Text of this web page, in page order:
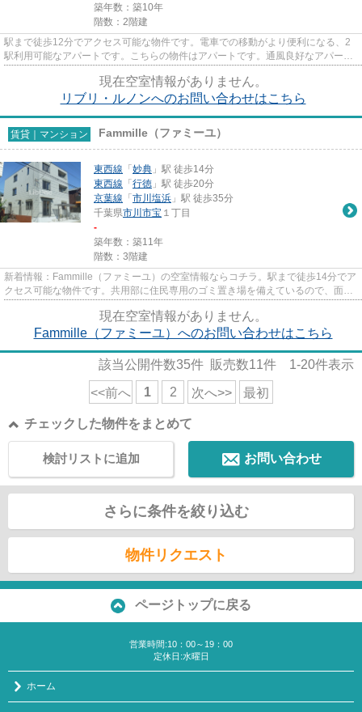
築年数：築10年
階数：2階建
駅まで徒歩12分でアクセス可能な物件です。電車での移動がより便利になる、2
駅利用可能なアパートです。こちらの物件はアパートです。通風良好なアパート
現在空室情報がありません。
リブリ・ルノンへのお問い合わせはこちら
賃貸｜マンション Fammille（ファミーユ）
東西線 「 妙典 」駅 徒歩14分
東西線 「 行徳 」駅 徒歩20分
京葉線 「 市川塩浜 」駅 徒歩35分
千葉県市川市宝 １丁目
-
築年数：築11年
階数：3階建
新着情報：Fammille（ファミーユ）の空室情報ならコチラ。駅まで徒歩14分でア
クセス可能な物件です。共用部に住民専用のゴミ置き場を備えているので、面倒
現在空室情報がありません。
Fammille（ファミーユ）へのお問い合わせはこちら
該当公開件数35件 販売数11件 1-20件表示
<<前へ 1 2 次へ>> 最初
チェックした物件をまとめて
お問い合わせ
検討リストに追加
さらに条件を絞り込む
物件リクエスト
ページトップに戻る
営業時間:10：00～19：00
定休日:水曜日
ホーム